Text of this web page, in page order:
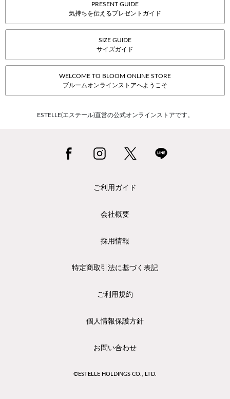
PRESENT GUIDE
気持ちを伝えるプレゼントガイド
SIZE GUIDE
サイズガイド
WELCOME TO BLOOM ONLINE STORE
ブルームオンラインストアへようこそ
ESTELLE(エステール)直営の公式オンラインストアです。
ご利用ガイド
会社概要
採用情報
特定商取引法に基づく表記
ご利用規約
個人情報保護方針
お問い合わせ
©ESTELLE HOLDINGS CO., LTD.